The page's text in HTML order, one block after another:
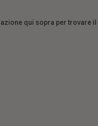
qui sopra per trovare il